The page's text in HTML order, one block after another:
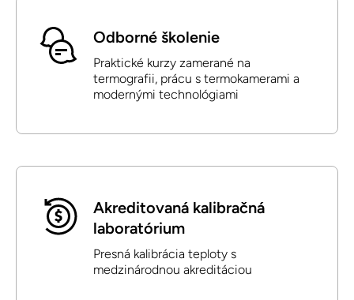
Odborné školenie
Praktické kurzy zamerané na
termografii, prácu s termokamerami a
modernými technológiami
Akreditovaná kalibračná
laboratórium
Presná kalibrácia teploty s
medzinárodnou akreditáciou